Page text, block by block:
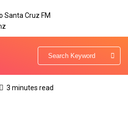
3 minutes read